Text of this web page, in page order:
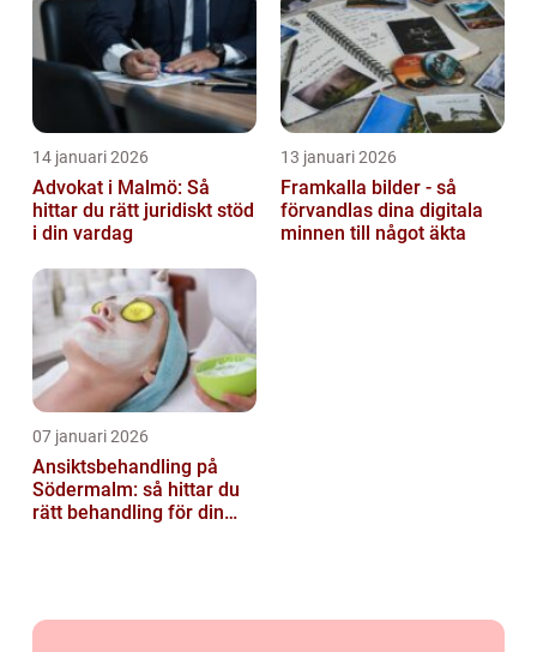
14 januari 2026
Advokat i Malmö: Så
hittar du rätt juridiskt stöd
i din vardag
13 januari 2026
Framkalla bilder - så
förvandlas dina digitala
minnen till något äkta
07 januari 2026
Ansiktsbehandling på
Södermalm: så hittar du
rätt behandling för din